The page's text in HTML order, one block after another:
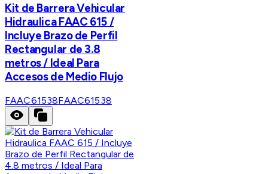
Kit de Barrera Vehicular
Hidraulica FAAC 615 /
Incluye Brazo de Perfil
Rectangular de 3.8
metros / Ideal Para
Accesos de Medio Flujo
FAAC61538FAAC61538